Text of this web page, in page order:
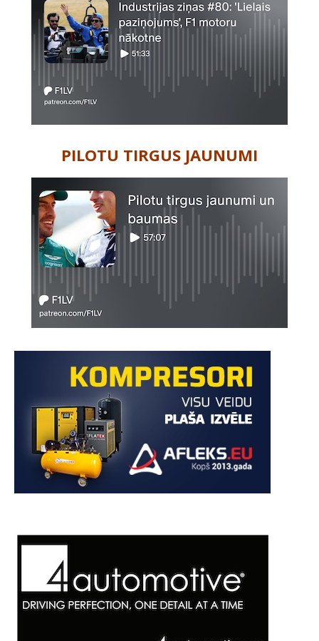
PILOTU TIRGUS JAUNUMI